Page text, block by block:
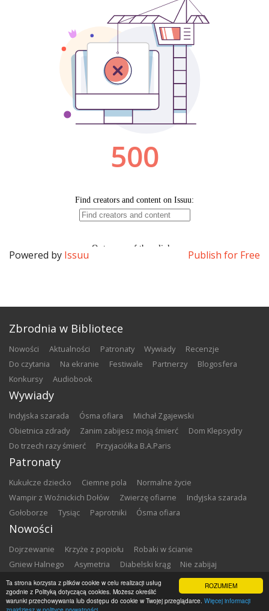
ROZUMIEM
Ta strona korzysta z plików cookie w celu realizacji usług
zgodnie z Polityką dotyczącą cookies. Możesz określić
warunki przechowywania lub dostępu do cookie w Twojej przeglądarce. Więcej informacji
Powered by Issuu Publish for Free
Zbrodnia w Bibliotece
nowości aktualności patronaty wywiady
recenzje
do czytania
na ekranie festiwale partnerzy
blogosfera
konkursy
audiobook
Wywiady
Indyjska szarada Ósma ofiara
Michał Zgajewski
Obietnica zdrady
Zanim zabijesz moją śmierć
Dom Klepsydry
Do trzech razy śmierć
Przyjaciółka B.A.Paris
Patronaty
Kukułcze dziecko Ciemne pola
Normalne życie
Wampir z Woźnickich Dołów
Zwierzę ofiarne
Indyjska szarada
Gołoborze
Tysiąc Paprotniki Ósma ofiara
Nowości
Dojrzewanie Krzyże z popiołu
Robaki w ścianie
Gniew Halnego
Asymetria Diabelski krąg
Nie zabijaj
Dowody zbrodni
Zemsta Matki chrzestne
Copyright ©2026Zbrodnia w Bibliotece